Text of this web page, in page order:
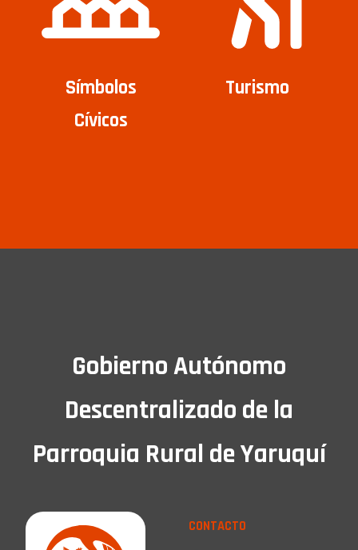
Símbolos
Cívicos
Turismo
Gobierno Autónomo
Descentralizado de la
Parroquia Rural de Yaruquí
CONTACTO